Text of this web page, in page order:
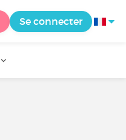
Se connecter